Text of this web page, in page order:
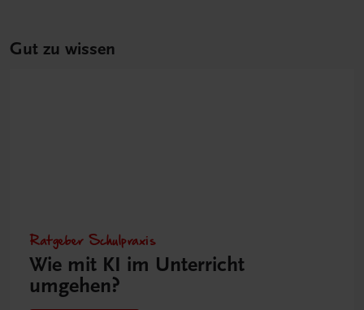
Gut zu wissen
Ratgeber Schulpraxis
Wie mit KI im Unterricht
umgehen?